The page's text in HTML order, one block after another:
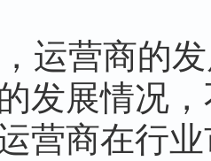
运营商的
发展情况
营商在行